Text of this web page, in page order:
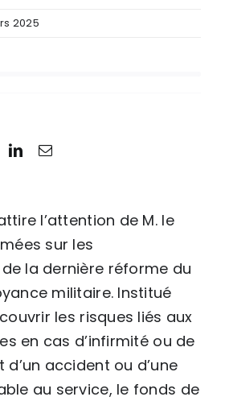
2025
l’attention de M. le
sur les
la dernière réforme du
militaire. Institué
les risques liés aux
en cas d’infirmité ou de
accident ou d’une
au service, le fonds de